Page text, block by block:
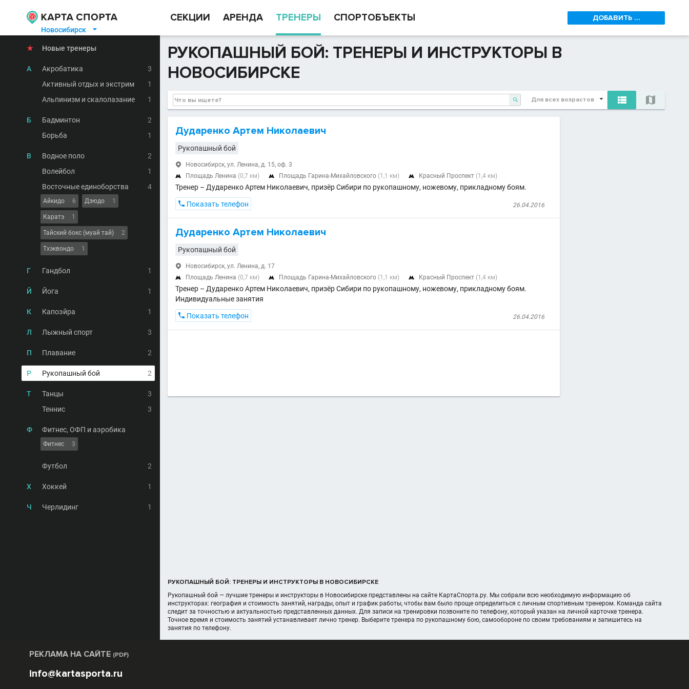
Новосибирск 
СЕКЦИИ АРЕНДА ТРЕНЕРЫ СПОРТОБЪЕКТЫ ДОБАВИТЬ ...
★ Новые тренеры
А Акробатика
3
Активный отдых и экстрим
1
Альпинизм и скалолазание
1
Б Бадминтон
2
Борьба
1
В Водное поло
2
Волейбол
1
Восточные единоборства
4
Айкидо 6 Дзюдо 1
Каратэ 1
Тайский бокс (муай тай) 2
Тхэквондо 1
Г Гандбол 1
Й Йога 1
К Капоэйра 1
Л Лыжный спорт 3
П Плавание 2
Р Рукопашный бой 2
Т Танцы
3
Теннис
3
Ф Фитнес, ОФП и аэробика
Фитнес 3
Футбол 2
Х Хоккей 1
Ч Черлидинг 1
РУКОПАШНЫЙ БОЙ: ТРЕНЕРЫ И ИНСТРУКТОРЫ В
НОВОСИБИРСКЕ
 Для всех возрастов  
Дударенко Артем Николаевич
Рукопашный бой
 Новосибирск, ул. Ленина, д. 15, оф. 3
 Площадь Ленина (0,7 км)  Площадь Гарина-Михайловского (1,1 км)  Красный Проспект (1,4 км)
Тренер – Дударенко Артем Николаевич, призёр Сибири по рукопашному, ножевому, прикладному боям.
26.04.2016
 Показать телефон
Дударенко Артем Николаевич
Рукопашный бой
 Новосибирск, ул. Ленина, д. 17
 Площадь Ленина (0,7 км)  Площадь Гарина-Михайловского (1,1 км)  Красный Проспект (1,4 км)
Тренер – Дударенко Артем Николаевич, призёр Сибири по рукопашному, ножевому, прикладному боям.
Индивидуальные занятия
26.04.2016
 Показать телефон
РУКОПАШНЫЙ БОЙ: ТРЕНЕРЫ И ИНСТРУКТОРЫ В НОВОСИБИРСКЕ
Рукопашный бой — лучшие тренеры и инструкторы в Новосибирске представлены на сайте КартаСпорта.ру. Мы собрали всю необходимую информацию об
инструкторах: география и стоимость занятий, награды, опыт и график работы, чтобы вам было проще определиться с личным спортивным тренером. Команда сайта
следит за точностью и актуальностью представленных данных. Для записи на тренировки позвоните по телефону, который указан на личной карточке тренера.
Точное время и стоимость занятий устанавливает лично тренер. Выберите тренера по рукопашному бою, самообороне по своим требованиям и запишитесь на
занятия по телефону.
РЕКЛАМА НА САЙТЕ (PDF)
info@kartasporta.ru